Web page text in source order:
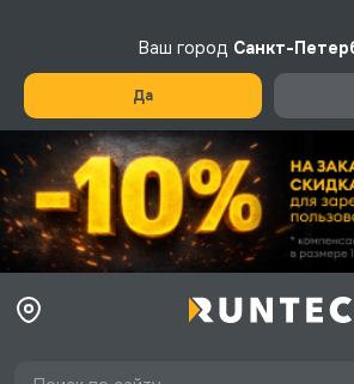
Ваш город Санкт-
Да